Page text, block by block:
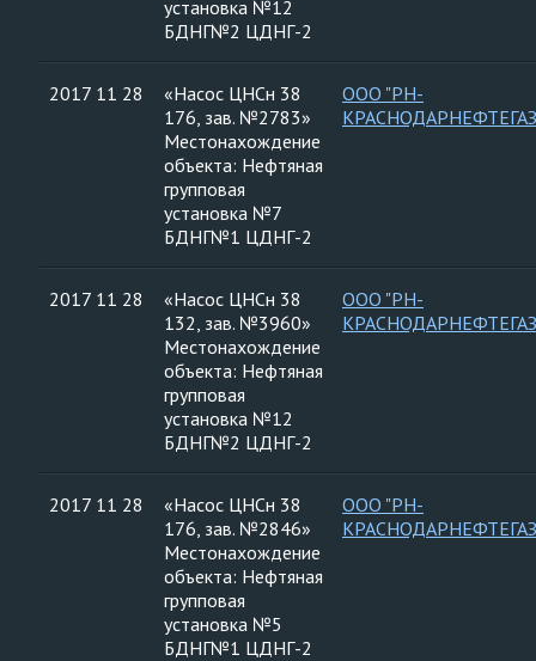
установка №12
БДНГ№2 ЦДНГ-2
2017 11 28
«Насос ЦНСн 38
176, зав. №2783»
Местонахождение
объекта: Нефтяная
групповая
установка №7
БДНГ№1 ЦДНГ-2
ООО "РН-
2017 11 28
«Насос ЦНСн 38
132, зав. №3960»
Местонахождение
объекта: Нефтяная
групповая
установка №12
БДНГ№2 ЦДНГ-2
ООО "РН-
2017 11 28
«Насос ЦНСн 38
176, зав. №2846»
Местонахождение
объекта: Нефтяная
групповая
установка №5
БДНГ№1 ЦДНГ-2
ООО "РН-